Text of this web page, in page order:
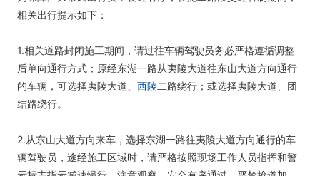
相关出行提示如下：
1.相关道路封闭施工期间，请过往车辆驾驶员务必严格遵循调整
后单向通行方式；原经东湖一路从夷陵大道往东山大道方向通行
的车辆，可选择夷陵大道、 西陵二路绕行；或选择夷陵大道、团
结路绕行。
2.从东山大道方向来车，选择东湖一路往夷陵大道方向通行的车
辆驾驶员，途经施工区域时，请严格按照现场工作人员指挥和警